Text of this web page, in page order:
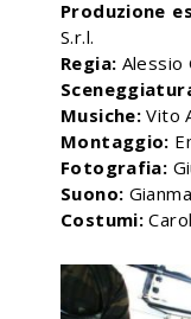
Produzione
S.r.l.
Regia: Alessio
Musiche: Vito
Montaggio:
Fotografia:
Suono:
Costumi: